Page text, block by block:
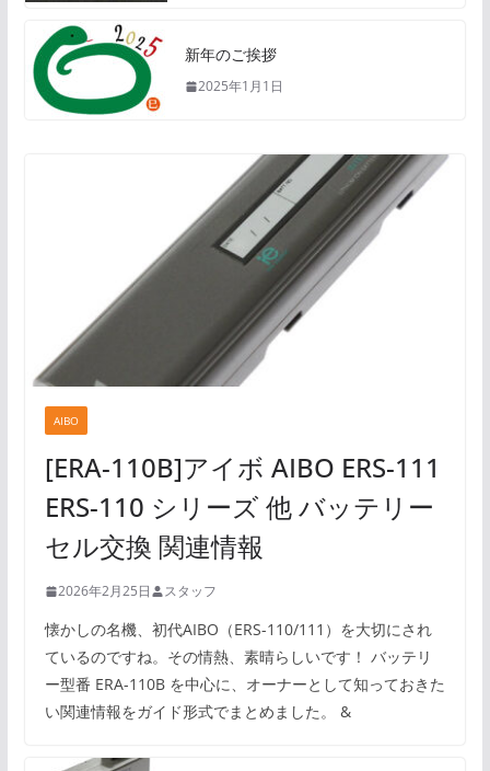
新年のご挨拶
2025年1月1日
AIBO
[ERA-110B]アイボ AIBO ERS-111
ERS-110 シリーズ 他 バッテリー
セル交換 関連情報
2026年2月25日 スタッフ
懐かしの名機、初代AIBO（ERS-110/111）を大切にされ
ているのですね。その情熱、素晴らしいです！ バッテリ
ー型番 ERA-110B を中心に、オーナーとして知っておきた
い関連情報をガイド形式でまとめました。 &